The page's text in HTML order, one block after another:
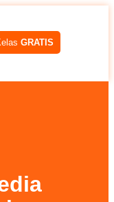
GRATIS